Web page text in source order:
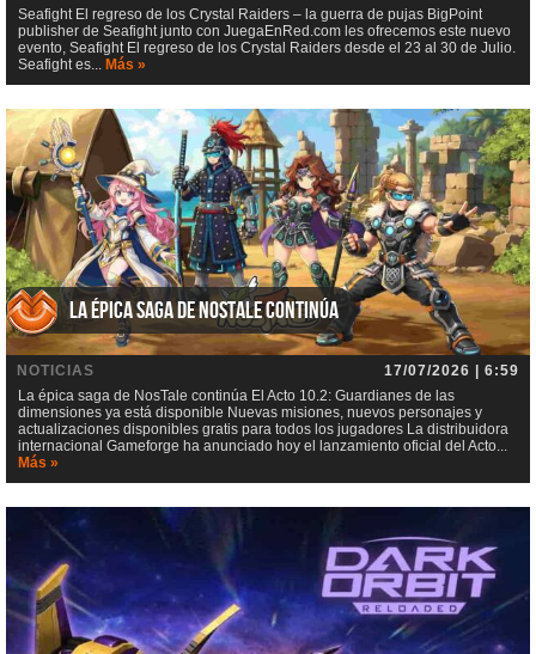
Seafight El regreso de los Crystal Raiders – la guerra de pujas BigPoint
publisher de Seafight junto con JuegaEnRed.com les ofrecemos este nuevo
evento, Seafight El regreso de los Crystal Raiders desde el 23 al 30 de Julio.
Seafight es... Más »
La épica saga de NosTale continúa
NOTICIAS
17/07/2026 | 6:59
La épica saga de NosTale continúa El Acto 10.2: Guardianes de las
dimensiones ya está disponible Nuevas misiones, nuevos personajes y
actualizaciones disponibles gratis para todos los jugadores La distribuidora
internacional Gameforge ha anunciado hoy el lanzamiento oficial del Acto...
Más »